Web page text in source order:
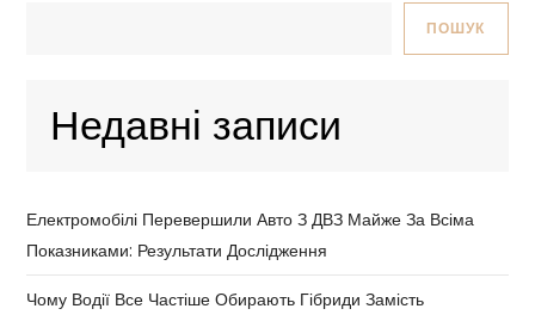
ПОШУК
Недавні записи
Електромобілі Перевершили Авто З ДВЗ Майже За Всіма
Показниками: Результати Дослідження
Чому Водії Все Частіше Обирають Гібриди Замість